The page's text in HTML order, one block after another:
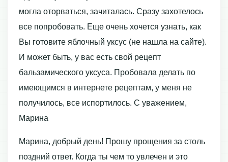
могла оторваться, зачиталась. Сразу захотелось
все попробовать. Еще очень хочется узнать, как
Вы готовите яблочный уксус (не нашла на сайте).
И может быть, у вас есть свой рецепт
бальзамического уксуса. Пробовала делать по
имеющимся в интернете рецептам, у меня не
получилось, все испортилось. С уважением,
Марина
Марина, добрый день! Прошу прощения за столь
поздний ответ. Когда ты чем то увлечен и это